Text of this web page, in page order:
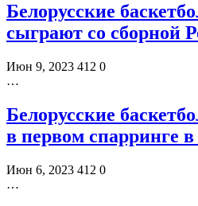
Белорусские
сыграют со сборной
Июн 9, 2023 412 0
…
Белорусские
в первом спарринге в
Июн 6, 2023 412 0
…